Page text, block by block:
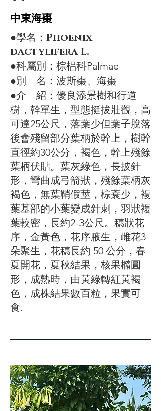
​中東海棗
​●學名： Phoenix
dactylifera L.
​●科屬別：棕梠科Palmae
​●別 名：波斯棗、海棗
​●介 紹：優良添景樹和行道
樹，幹單生，型態挺拔壯觀，高
可達25公尺，落葉少但葉子脫落
後會殘留部分葉柄於幹上，樹幹
直徑約30公分，褐色，幹上殘餘
葉柄伏貼。葉灰綠色，長披針
形，彎曲成弓箭狀，殘餘葉柄灰
褐色，無葉鞘假莖，棕蓑少，複
葉基部的小葉變成針刺，羽狀複
葉較密，長約2-3公尺。穗狀花
序，金黃色，花序腋生，雌花3
朵聚生，花穗長約 50 公分，春
夏開花，夏秋結果，核果橢圓
形，成熟時，由黃綠轉紅黃褐
色，成株結果數百粒，果實可
食.